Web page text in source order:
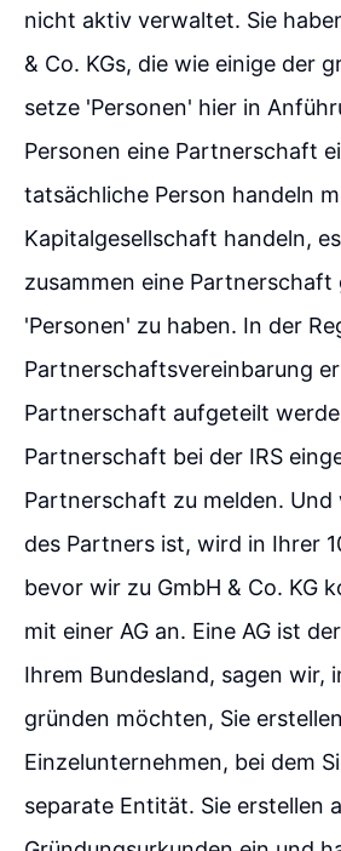
nicht aktiv verwaltet. Sie
& Co. KGs, die wie einige der
setze 'Personen' hier in
Personen eine Partnerschaft
tatsächliche Person handeln
Kapitalgesellschaft handeln,
zusammen eine
'Personen' zu haben. In der
Partnerschaftsvereinbarung
Partnerschaft aufgeteilt
Partnerschaft bei der IRS
Partnerschaft zu melden. Und
des Partners ist, wird in Ihrer
bevor wir zu GmbH & Co. KG
mit einer AG an. Eine AG ist
Ihrem Bundesland, sagen wir,
gründen möchten, Sie
Einzelunternehmen, bei dem
separate Entität. Sie erstellen